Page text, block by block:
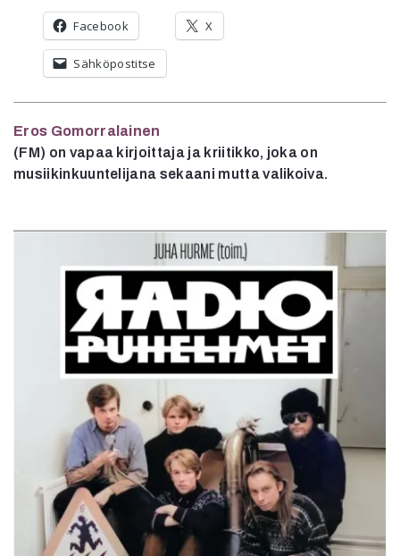
Facebook X
Sähköpostitse
Eros Gomorralainen
(FM) on vapaa kirjoittaja ja kriitikko, joka on
musiikinkuuntelijana sekaani mutta valikoiva.